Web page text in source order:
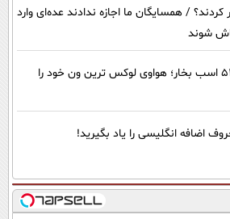
/ همسایگان ما اجازه ندادند عده‌ای وارد
شوند
قهوه ساز، 6 لیدار و 523 اسب بخار؛ هواوی لوکس ترین ون خود را
اضافه انگلیسی را یاد بگیرید!